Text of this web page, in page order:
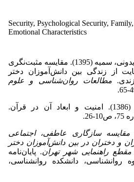
Security, Psychological Security,
Emotional Characteristics
آل‌یاسین، سید علی؛ فریدونی، سمیه (1395). مقایسه مثبت‌نگری
از زندگی بین دانش‌آموزان دختر
مطالعات روان‌شناسی و علوم
26.
مقایسه سازگاری عاطفی، اجتماعی
و دختران در بین دانش‌آموزان دختر
راهنمایی شهر تهران. پایان‌نامه
روانشناسی، دانشکده روانشناسی،